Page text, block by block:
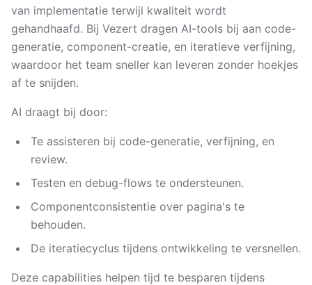
van implementatie terwijl kwaliteit wordt
gehandhaafd. Bij Vezert dragen AI-tools bij aan code-
generatie, component-creatie, en iteratieve verfijning,
waardoor het team sneller kan leveren zonder hoekjes
af te snijden.
AI draagt bij door:
Te assisteren bij code-generatie, verfijning, en
review.
Testen en debug-flows te ondersteunen.
Componentconsistentie over pagina's te
behouden.
De iteratiecyclus tijdens ontwikkeling te versnellen.
Deze capabilities helpen tijd te besparen tijdens